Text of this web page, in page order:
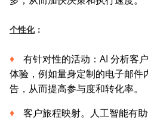
个性化：
有针对性的活动：AI 分析客
体验，例如量身定制的电子邮
告，从而提高参与度和转化率。
客户旅程映射。人工智能有